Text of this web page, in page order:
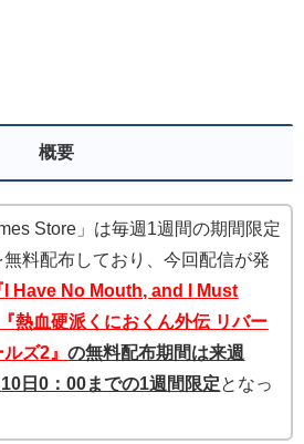
概要
Store」は毎週1週間の期間限定
無料配布しており、今回配信が発
I Have No Mouth, and I Must
熱血硬派くにおくん外伝 リバー
ルズ2』の無料配布期間は来週
10日0：00までの1週間限定となっ